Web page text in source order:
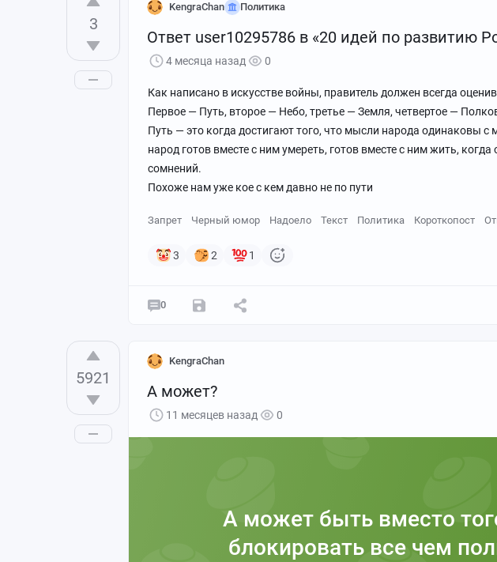
3
KengraChan Политика
Ответ user10295786 в «20 идей по развитию
4 месяца назад 0
Как написано в искусстве войны, правитель должен всегда
Первое — Путь, второе — Небо, третье — Земля, четвертое —
Путь — это когда достигают того, что мысли народа одинаковы с
народ готов вместе с ним умереть, готов вместе с ним жить, когда
сомнений.
Похоже нам уже кое с кем давно не по пути
Запрет Черный юмор Надоело Текст Политика Короткопост
3 2 1
0
5921
KengraChan
А может?
11 месяцев назад 0
А может быть вместо
блокировать все чем